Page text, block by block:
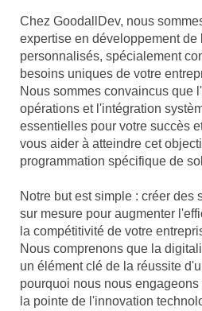
Chez GoodallDev, nous
expertise en développement de
personnalisés, spécialement
besoins uniques de votre
Nous sommes convaincus que
opérations et l'intégration
essentielles pour votre succès
vous aider à atteindre cet
programmation spécifique de
Notre but est simple : créer des
sur mesure pour augmenter
la compétitivité de votre
Nous comprenons que la
un élément clé de la réussite
pourquoi nous nous
la pointe de l'innovation